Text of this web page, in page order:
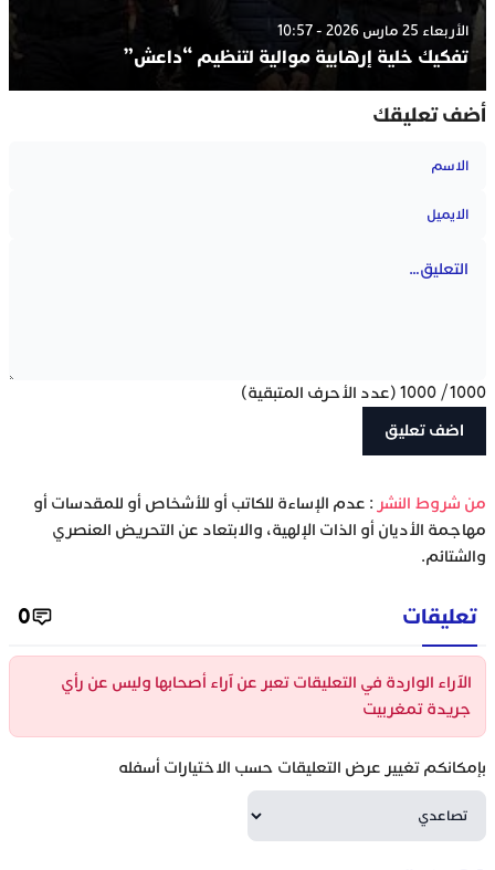
الأربعاء 25 مارس 2026 - 10:57
تفكيك خلية إرهابية موالية لتنظيم “داعش”
أضف تعليقك
1000
/
1000 (عدد الأحرف المتبقية)
‫من شروط النشر : عدم الإساءة للكاتب أو للأشخاص أو للمقدسات أو
مهاجمة الأديان أو الذات الإلهية، والابتعاد عن التحريض العنصري
والشتائم.
تعليقات 0
الآراء الواردة في التعليقات تعبر عن آراء أصحابها وليس عن رأي
جريدة تمغربيت
بإمكانكم تغيير عرض التعليقات حسب الاختيارات أسفله